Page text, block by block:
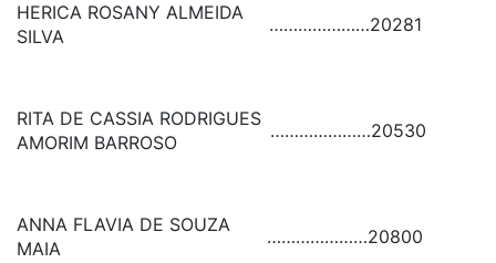
HERICA ROSANY ALMEIDA
SILVA
…………………20281
RITA DE CASSIA RODRIGUES
AMORIM BARROSO
…………………20530
ANNA FLAVIA DE SOUZA
MAIA
…………………20800